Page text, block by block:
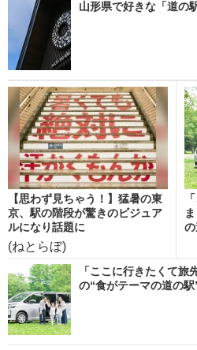
山形県で好きな「道の
【思わず見ちゃう！】猛暑の東
京、駅の階段が驚きのビジュア
ルになり話題に
(ねとらぼ)
「ここに行きたくて
の“食がテーマの道の